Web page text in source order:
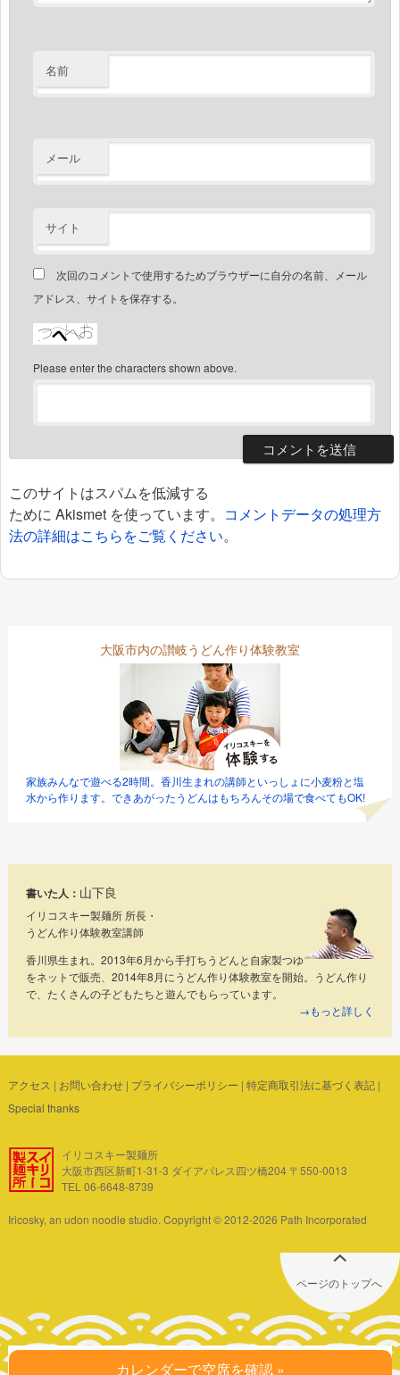
カレンダーで空席を確認 »
名前
メール
サイト
次回のコメントで使用するためブラウザーに自分の名前、メール
アドレス、サイトを保存する。
Please enter the characters shown above.
このサイトはスパムを低減する
ために Akismet を使っています。 コメントデータの処理方
法の詳細はこちらをご覧ください。
大阪市内の讃岐うどん作り体験教室
家族みんなで遊べる2時間。香川生まれの講師といっしょに小麦粉と塩
水から作ります。できあがったうどんはもちろんその場で食べてもOK!
書いた人： 山下良
イリコスキー製麺所 所長・
うどん作り体験教室講師
香川県生まれ。2013年6月から手打ちうどんと自家製つゆ
をネットで販売、2014年8月にうどん作り体験教室を開始。うどん作り
で、たくさんの子どもたちと遊んでもらっています。
→もっと詳しく
アクセス | お問い合わせ| プライバシーポリシー | 特定商取引法に基づく表記|
Special thanks
イリコスキー製麺所
大阪市西区新町1-31-3 ダイアパレス四ツ橋204 〒550-0013
TEL 06-6648-8739
Iricosky, an udon noodle studio. Copyright © 2012-2026 Path Incorporated
ページのトップへ